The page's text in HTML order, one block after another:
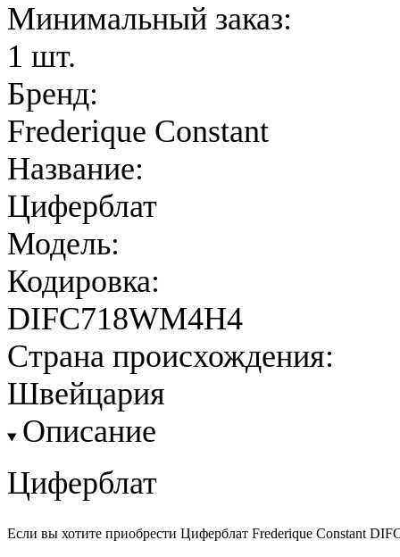
Минимальный заказ:
1 шт.
Бренд:
Frederique Constant
Название:
Циферблат
Модель:
Кодировка:
DIFC718WM4H4
Страна происхождения:
Швейцария
Описание
Циферблат
Если вы хотите приобрести Циферблат Frederique Constant